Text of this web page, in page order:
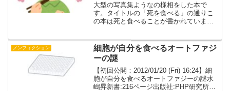
大型の写真集ようなの様相をした本で
す。タイトルの「死を食べる」の通りこ
の本は死と食べることが書かれていま
て、もう一度地球環境を見つめ直すシリ
ーズ。2巻は、動物の「死」を観...
ノンフィクション
細胞が自分を食べるオートファジ
ーの謎
【初回公開：2012/01/20 (Fri) 16:24】細
胞が自分を食べるオートファジーの謎水
嶋昇新書:216ページ出版社:PHP研究所